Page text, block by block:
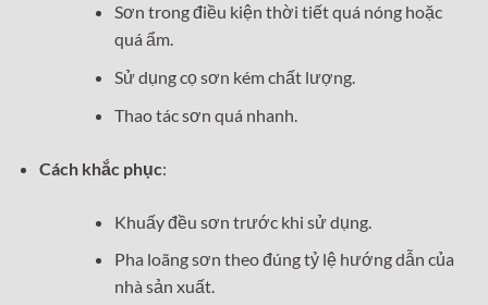
Sơn trong điều kiện thời tiết quá nóng hoặc
quá ẩm.
Sử dụng cọ sơn kém chất lượng.
Thao tác sơn quá nhanh.
Cách khắc phục:
Khuấy đều sơn trước khi sử dụng.
Pha loãng sơn theo đúng tỷ lệ hướng dẫn của
nhà sản xuất.